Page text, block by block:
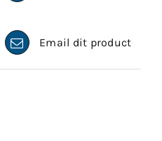
Email dit product